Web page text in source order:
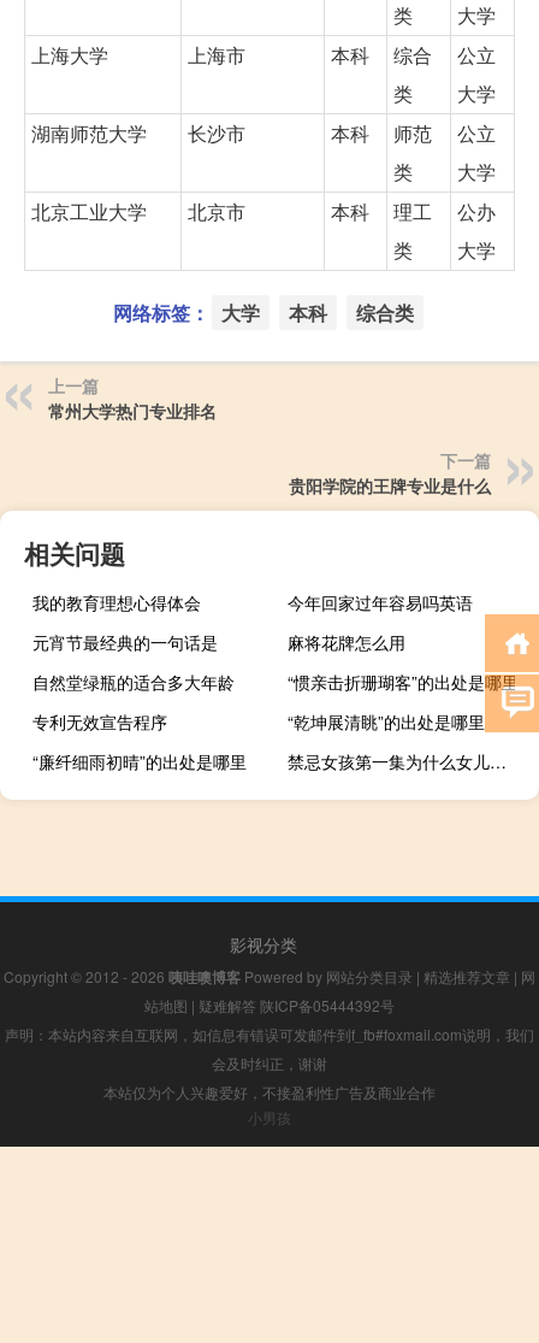
类
大学
上海大学
上海市 本科
综合
类
公立
大学
湖南师范大学
长沙市 本科
师范
类
公立
大学
北京工业大学
北京市 本科
理工
类
公办
大学
网络标签： 大学 本科 综合类
上一篇
常州大学热门专业排名
下一篇
贵阳学院的王牌专业是什么
相关问题
我的教育理想心得体会
今年回家过年容易吗英语
元宵节最经典的一句话是
麻将花牌怎么用
自然堂绿瓶的适合多大年龄
“惯亲击折珊瑚客”的出处是哪里
专利无效宣告程序
“乾坤展清眺”的出处是哪里
“廉纤细雨初晴”的出处是哪里
禁忌女孩第一集为什么女儿要死 禁忌女孩为什么死不了
影视分类
Copyright © 2012 - 2026 咦哇噢博客 Powered by 网站分类目录 | 精选推荐文章 | 网
站地图 | 疑难解答 陕ICP备05444392号
声明：本站内容来自互联网，如信息有错误可发邮件到f_fb#foxmail.com说明，我们
会及时纠正，谢谢
本站仅为个人兴趣爱好，不接盈利性广告及商业合作
小男孩